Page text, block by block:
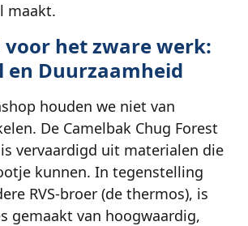
maakt.
voor het zware werk:
en Duurzaamheid
houden we niet van
De Camelbak Chug Forest
vervaardigd uit materialen die
kunnen. In tegenstelling
RVS-broer (de thermos), is
gemaakt van hoogwaardig,